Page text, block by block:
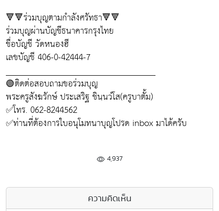
🔻🔻ร่วมบุญตามกำลังศรัทธา🔻🔻
ร่วมบุญผ่านบัญชีธนาคารกรุงไทย
ชื่อบัญชี วัดหนองฮี
เลขบัญชี 406-0-42444-7
🟢ติดต่อสอบถามขอร่วมบุญ
พระครูสังฆรักษ์ ประเสริฐ ชินฺนวํโส(ครูบาตั้ม)
✅โทร. 062-8244562
✅ท่านที่ต้องการใบอนุโมทนาบุญโปรด inbox มาได้ครับ
4,937
ความคิดเห็น